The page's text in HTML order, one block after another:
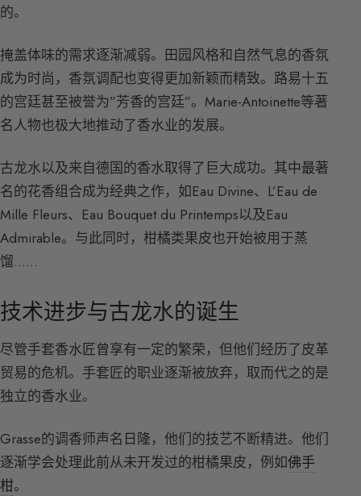
的。
掩盖体味的需求逐渐减弱。田园风格和自然气息的香氛
成为时尚，香氛调配也变得更加新颖而精致。路易十五
的宫廷甚至被誉为”芳香的宫廷”。Marie-Antoinette等著
名人物也极大地推动了香水业的发展。
古龙水以及来自德国的香水取得了巨大成功。其中最著
名的花香组合成为经典之作，如Eau Divine、L’Eau de
Mille Fleurs、Eau Bouquet du Printemps以及Eau
Admirable。与此同时，柑橘类果皮也开始被用于蒸
馏……
技术进步与古龙水的诞生
尽管手套香水匠曾享有一定的繁荣，但他们经历了皮革
贸易的危机。手套匠的职业逐渐被放弃，取而代之的是
独立的香水业。
Grasse的调香师声名日隆，他们的技艺不断精进。他们
逐渐学会处理此前从未开发过的柑橘果皮，例如佛手
柑。